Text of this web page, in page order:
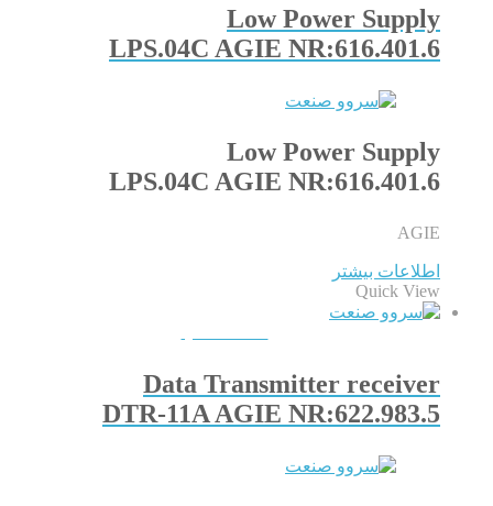
Low Power Supply
LPS.04C AGIE NR:616.401.6
Low Power Supply
LPS.04C AGIE NR:616.401.6
AGIE
اطلاعات بیشتر
Quick View
Data Transmitter receiver
DTR-11A AGIE NR:622.983.5